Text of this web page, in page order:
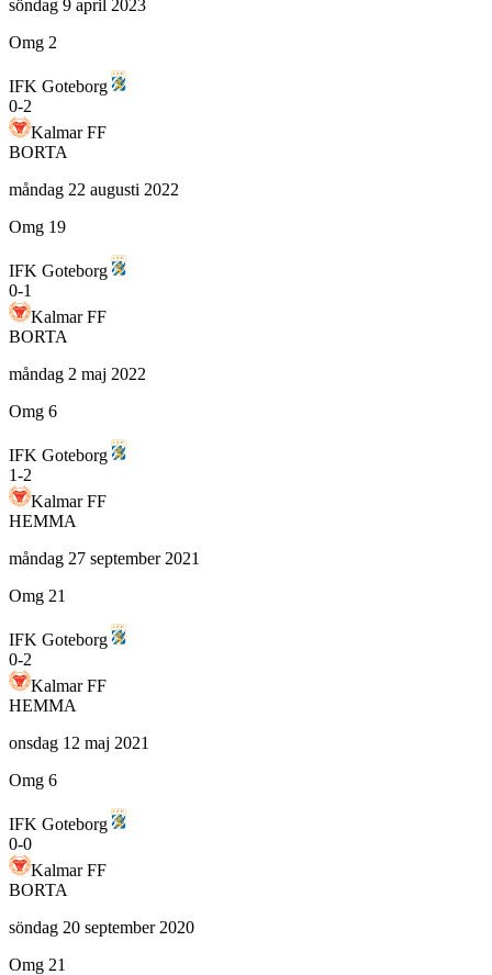
söndag 9 april 2023
Omg 2
IFK Goteborg
0-2
Kalmar FF
BORTA
måndag 22 augusti 2022
Omg 19
IFK Goteborg
0-1
Kalmar FF
BORTA
måndag 2 maj 2022
Omg 6
IFK Goteborg
1-2
Kalmar FF
HEMMA
måndag 27 september 2021
Omg 21
IFK Goteborg
0-2
Kalmar FF
HEMMA
onsdag 12 maj 2021
Omg 6
IFK Goteborg
0-0
Kalmar FF
BORTA
söndag 20 september 2020
Omg 21